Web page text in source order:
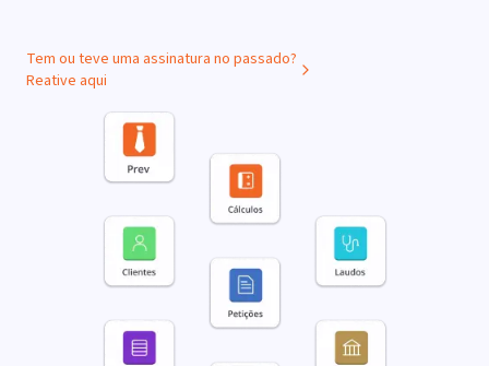
Tem ou teve uma assinatura no passado?
Reative aqui